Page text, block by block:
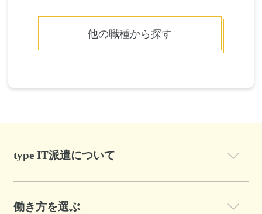
他の職種から探す
type IT派遣について
働き方を選ぶ